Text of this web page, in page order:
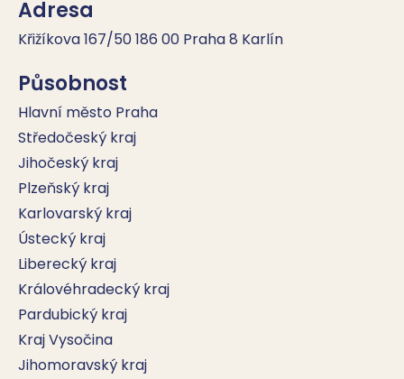
Adresa
Křižíkova 167/50 186 00 Praha 8 Karlín
Působnost
Hlavní město Praha
Středočeský kraj
Jihočeský kraj
Plzeňský kraj
Karlovarský kraj
Ústecký kraj
Liberecký kraj
Královéhradecký kraj
Pardubický kraj
Kraj Vysočina
Jihomoravský kraj